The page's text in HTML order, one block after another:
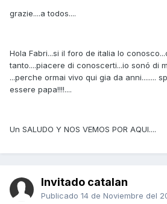
grazie....a todos....
Hola Fabri...si il foro de italia lo
tanto....piacere di conoscerti...io sonó di
...perche ormai vivo qui gia da anni........
essere papa!!!!....
Un SALUDO Y NOS VEMOS POR AQUI....
Invitado catalan
Publicado 14 de Noviembre del